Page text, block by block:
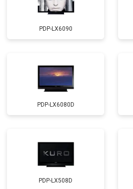
PDP-LX6090
PDP-LX6080D
PDP-LX508D